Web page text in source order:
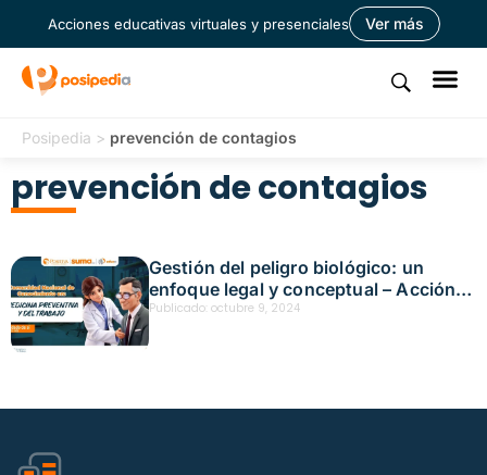
Acciones educativas virtuales y presenciales Ver más
Posipedia > prevención de contagios
prevención de contagios
Gestión del peligro biológico: un
enfoque legal y conceptual – Acción
educativa presencial – Tunja Fecha:
Publicado: octubre 9, 2024